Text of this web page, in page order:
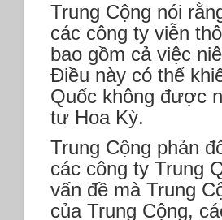
Trung Cộng nói
các công ty viễn
bao gồm cả việc
Điều này có thể
Quốc không được
tư Hoa Kỳ.
Trung Cộng phản
các công ty Trung
vấn đề mà Trung
của Trung Cộng,